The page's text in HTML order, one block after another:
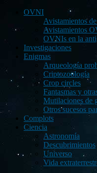
OVNI
Avistamientos
Avistamientos
OVNIs en la
Investigaciones
Enigmas
Arqueología
Criptozoología
Crop circles
Fantasmas y
Mutilaciones de
Otros sucesos
Complots
Ciencia
Astronomía
Descubrimientos
Universo
Vida